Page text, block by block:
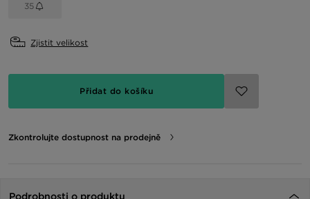
35
Zjistit velikost
Přidat do košíku
Zkontrolujte dostupnost na prodejně
Podrobnosti o produktu